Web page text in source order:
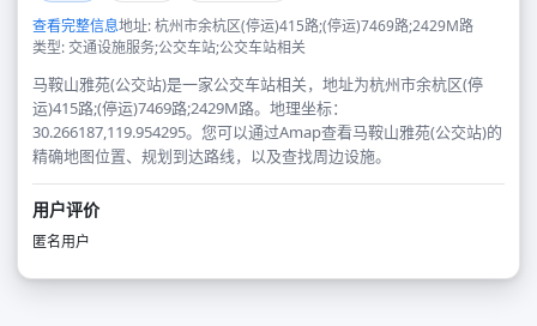
查看完整信息地址: 杭州市余杭区(停运)415路;(停运)7469路;2429M路
类型: 交通设施服务;公交车站;公交车站相关
马鞍山雅苑(公交站)是一家公交车站相关，地址为杭州市余杭区(停
运)415路;(停运)7469路;2429M路。地理坐标：
30.266187,119.954295。您可以通过Amap查看马鞍山雅苑(公交站)的
精确地图位置、规划到达路线，以及查找周边设施。
用户评价
匿名用户